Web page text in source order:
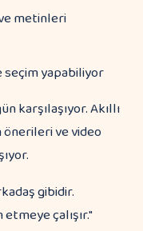
metinleri
yapabiliyor
karşılaşıyor. Akıllı
önerileri ve video
gibidir.
çalışır."